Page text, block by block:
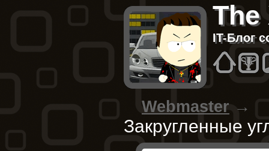
The
IT-Блог
Webmaster →
Закругленные